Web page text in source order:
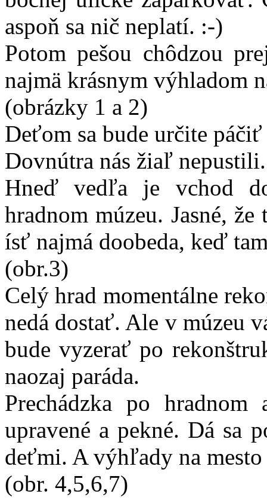
aspoň sa nič neplatí. :-)
Potom pešou chôdzou
najmä krásnym výhladom
(obrázky 1 a 2)
Deťom sa bude určite
Dovnútra nás žiaľ nepustili.
Hneď vedľa je vchod
hradnom múzeu. Jasné,
ísť najmá doobeda, keď
(obr.3)
Celý hrad momentálne
nedá dostať. Ale v múzeu
bude vyzerať po
naozaj paráda.
Prechádzka po
upravené a pekné. Dá sa
deťmi. A výhľady na mesto
(obr. 4,5,6,7)